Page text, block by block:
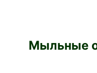
Мыльные